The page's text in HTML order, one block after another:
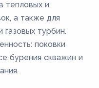
тепловых и
а также для
газовых турбин.
поковки
бурения скважин и